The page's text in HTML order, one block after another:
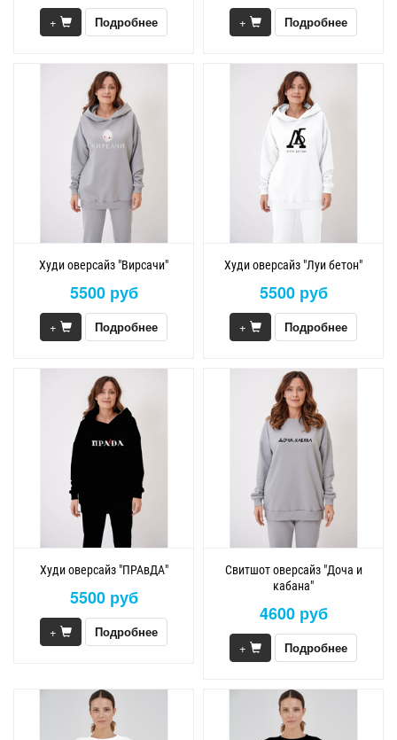
+ Подробнее + Подробнее
Худи оверсайз "Вирсачи"
5500 руб
+ Подробнее
Худи оверсайз "Луи бетон"
5500 руб
+ Подробнее
Худи оверсайз "ПРАвДА"
5500 руб
+ Подробнее
Свитшот оверсайз "Доча и
кабана"
4600 руб
+ Подробнее